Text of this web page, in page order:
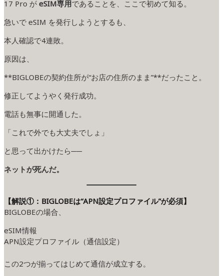
17 Pro がeSIM専用であることを、ここで初めて知る。
急いで eSIM を発行しようとするも、
本人確認で4連敗。
原因は、
**BIGLOBEの契約住所が“お店の住所のまま”**だったこと。
修正してようやく発行成功。
電話も無事に開通した。
「これで外でも大丈夫でしょ」
と思って出かけたら──
ネットが死んだ。
【解説①：BIGLOBEは“APN設定プロファイル”が必須】
BIGLOBEの場合、
eSIM情報
APN設定プロファイル（通信設定）
この2つが揃ってはじめて通信が成立する。